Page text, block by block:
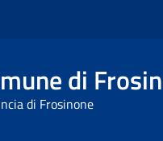
di
di Frosinone